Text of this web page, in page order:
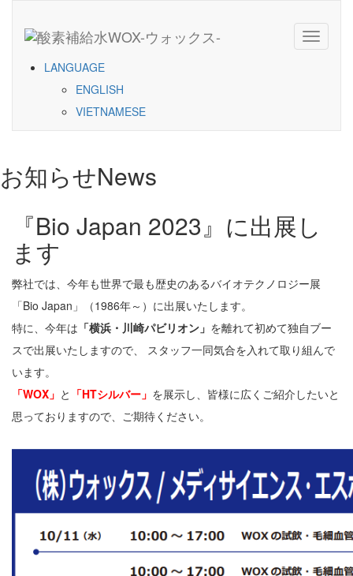
Toggle
LANGUAGE
ENGLISH
VIETNAMESE
お知らせNews
『Bio Japan 2023』に出展し
ます
弊社では、今年も世界で最も歴史のあるバイオテクノロジー展
「Bio Japan」（1986年～）に出展いたします。
特に、今年は 「横浜・川崎パビリオン」 を離れて初めて独自ブー
スで出展いたしますので、 スタッフ一同気合を入れて取り組んで
います。
「WOX」 と 「HTシルバー」 を展示し、皆様に広くご紹介したいと
思っておりますので、ご期待ください。